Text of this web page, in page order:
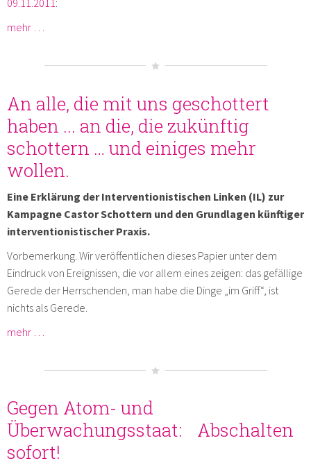
mehr …
An alle, die mit uns geschottert
haben ... an die, die zukünftig
schottern … und einiges mehr
wollen.
Eine Erklärung der Interventionistischen Linken (IL) zur
Kampagne Castor Schottern und den Grundlagen künftiger
interventionistischer Praxis.
Vorbemerkung. Wir veröffentlichen dieses Papier unter dem
Eindruck von Ereignissen, die vor allem eines zeigen: das gefällige
Gerede der Herrschenden, man habe die Dinge „im Griff“, ist
nichts als Gerede.
mehr …
Gegen Atom- und
Überwachungsstaat: Abschalten
sofort!